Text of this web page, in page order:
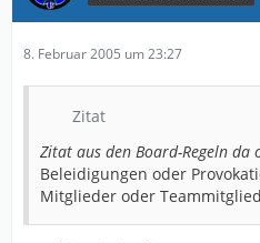
8. Februar 2005 um 23:27
Zitat
Zitat aus den Board-Regeln da
Beleidigungen oder
Mitglieder oder